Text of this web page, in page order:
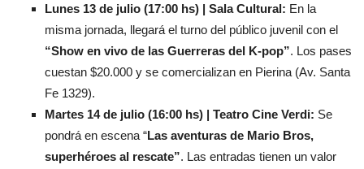
Lunes 13 de julio (17:00 hs) | Sala Cultural: En la
misma jornada, llegará el turno del público juvenil con el
“Show en vivo de las Guerreras del K-pop”. Los pases
cuestan $20.000 y se comercializan en Pierina (Av. Santa
Fe 1329).
Martes 14 de julio (16:00 hs) | Teatro Cine Verdi: Se
pondrá en escena “Las aventuras de Mario Bros,
superhéroes al rescate”. Las entradas tienen un valor